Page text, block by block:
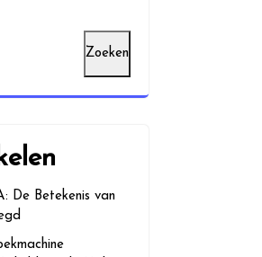
Zoeken
De Betekenis van